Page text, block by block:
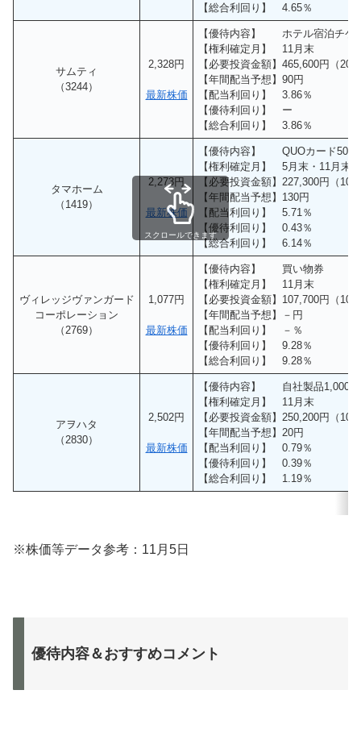
【総合利回り】 4.65％
サムティ
（3244）
2,328円
最新株価
【優待内容】 ホテル宿泊チケ
【権利確定月】 11月末
【必要投資金額】465,600円（200
【年間配当予想】90円
【配当利回り】 3.86％
【優待利回り】 ー
【総合利回り】 3.86％
タマホーム
（1419）
2,273円
最新株価
【優待内容】 QUOカード500
【権利確定月】 5月末・11月末
【必要投資金額】227,300円（100
【年間配当予想】130円
【配当利回り】 5.71％
【優待利回り】 0.43％
【総合利回り】 6.14％
ヴィレッジヴァンガード
コーポレーション
（2769）
1,077円
最新株価
【優待内容】 買い物券
【権利確定月】 11月末
【必要投資金額】107,700円（100
【年間配当予想】－円
【配当利回り】 －％
【優待利回り】 9.28％
【総合利回り】 9.28％
アヲハタ
（2830）
2,502円
最新株価
【優待内容】 自社製品1,000
【権利確定月】 11月末
【必要投資金額】250,200円（100
【年間配当予想】20円
【配当利回り】 0.79％
【優待利回り】 0.39％
【総合利回り】 1.19％
スクロールできます
※株価等データ参考：11月5日
優待内容＆おすすめコメント